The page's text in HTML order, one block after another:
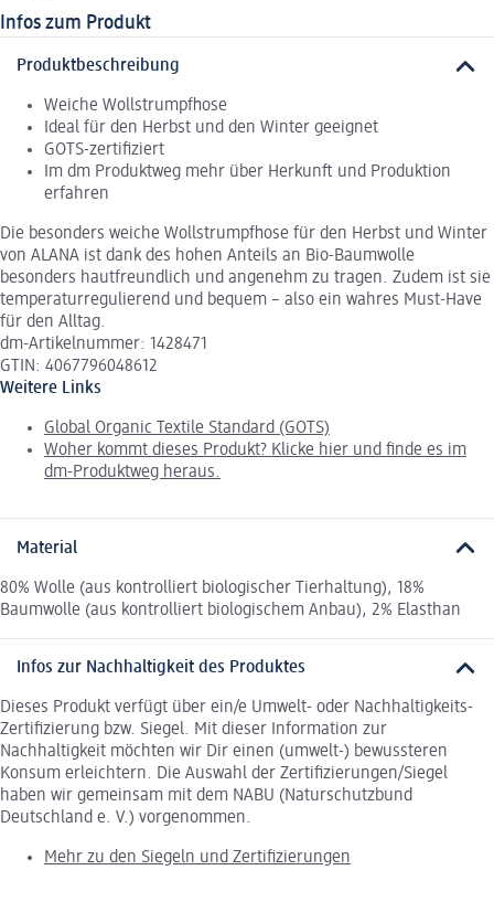
Infos zum Produkt
Produktbeschreibung
Weiche Wollstrumpfhose
Ideal für den Herbst und den Winter geeignet
GOTS-zertifiziert
Im dm Produktweg mehr über Herkunft und Produktion
erfahren
Die besonders weiche Wollstrumpfhose für den Herbst und Winter
von ALANA ist dank des hohen Anteils an Bio-Baumwolle
besonders hautfreundlich und angenehm zu tragen. Zudem ist sie
temperaturregulierend und bequem – also ein wahres Must-Have
für den Alltag.
dm-Artikelnummer: 1428471
GTIN: 4067796048612
Weitere Links
Global Organic Textile Standard (GOTS)
Woher kommt dieses Produkt? Klicke hier und finde es im
dm-Produktweg heraus.
Material
80% Wolle (aus kontrolliert biologischer Tierhaltung), 18%
Baumwolle (aus kontrolliert biologischem Anbau), 2% Elasthan
Infos zur Nachhaltigkeit des Produktes
Dieses Produkt verfügt über ein/e Umwelt- oder Nachhaltigkeits-
Zertifizierung bzw. Siegel. Mit dieser Information zur
Nachhaltigkeit möchten wir Dir einen (umwelt-) bewussteren
Konsum erleichtern. Die Auswahl der Zertifizierungen/Siegel
haben wir gemeinsam mit dem NABU (Naturschutzbund
Deutschland e. V.) vorgenommen.
Mehr zu den Siegeln und Zertifizierungen